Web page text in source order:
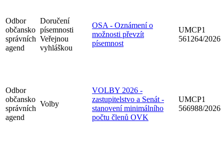
Odbor
občansko
správních
agend
Doručení
písemnosti
Veřejnou
vyhláškou
OSA - Oznámení o
možnosti převzít
písemnost
UMCP1
561264/2026
Odbor
občansko
správních
agend
Volby
VOLBY 2026 -
zastupitelstvo a Senát -
stanovení minimálního
počtu členů OVK
UMCP1
566988/2026